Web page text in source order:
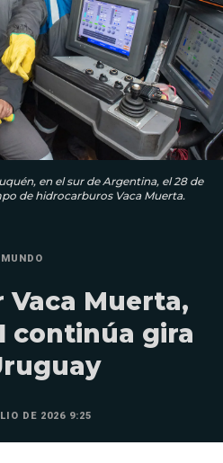
en el sur de Argentina, el 28 de
de hidrocarburos Vaca Muerta.
MUNDO
Vaca Muerta,
continúa gira
DE 2026 9:25